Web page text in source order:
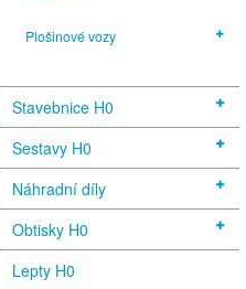
Plošinové vozy
Stavebnice H0
Sestavy H0
Náhradní díly
Obtisky H0
Lepty H0